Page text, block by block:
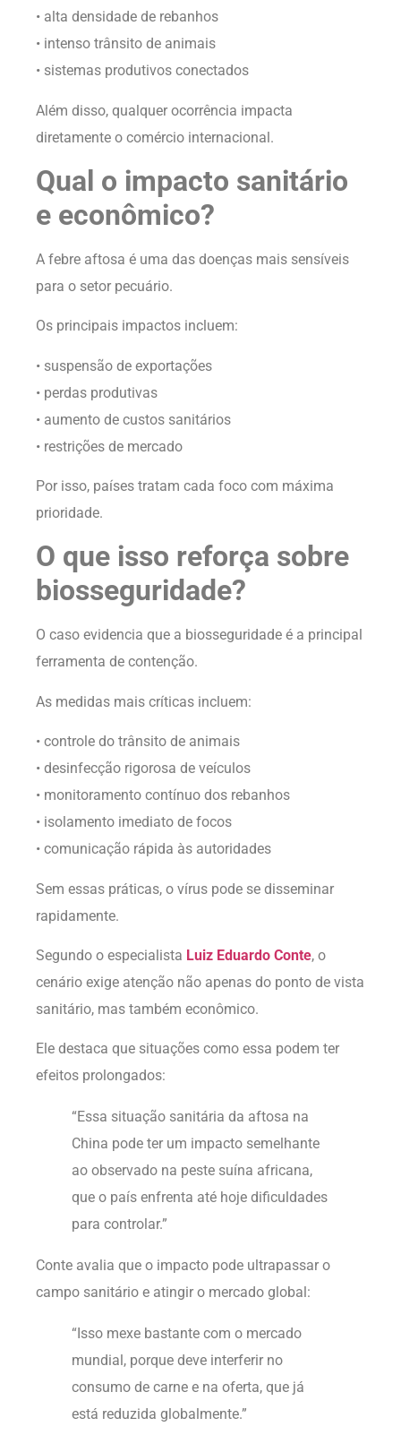
• alta densidade de rebanhos
• intenso trânsito de animais
• sistemas produtivos conectados
Além disso, qualquer ocorrência impacta
diretamente o comércio internacional.
Qual o impacto sanitário
e econômico?
A febre aftosa é uma das doenças mais sensíveis
para o setor pecuário.
Os principais impactos incluem:
• suspensão de exportações
• perdas produtivas
• aumento de custos sanitários
• restrições de mercado
Por isso, países tratam cada foco com máxima
prioridade.
O que isso reforça sobre
biosseguridade?
O caso evidencia que a biosseguridade é a principal
ferramenta de contenção.
As medidas mais críticas incluem:
• controle do trânsito de animais
• desinfecção rigorosa de veículos
• monitoramento contínuo dos rebanhos
• isolamento imediato de focos
• comunicação rápida às autoridades
Sem essas práticas, o vírus pode se disseminar
rapidamente.
Segundo o especialista Luiz Eduardo Conte, o
cenário exige atenção não apenas do ponto de vista
sanitário, mas também econômico.
Ele destaca que situações como essa podem ter
efeitos prolongados:
“Essa situação sanitária da aftosa na
China pode ter um impacto semelhante
ao observado na peste suína africana,
que o país enfrenta até hoje dificuldades
para controlar.”
Conte avalia que o impacto pode ultrapassar o
campo sanitário e atingir o mercado global:
“Isso mexe bastante com o mercado
mundial, porque deve interferir no
consumo de carne e na oferta, que já
está reduzida globalmente.”